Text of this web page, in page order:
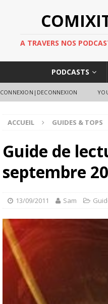
A TRAVERS NOS
PODCASTS
CONNEXION|DECONNEXION
ACCUEIL GUIDES & TOPS
Guide de
septembre
13/09/2011 Sam